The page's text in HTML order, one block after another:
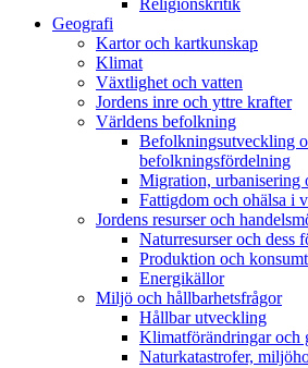
Religionskritik
Geografi
Kartor och kartkunskap
Klimat
Växtlighet och vatten
Jordens inre och yttre krafter
Världens befolkning
Befolkningsutveckling
befolkningsfördelning
Migration, urbanisering
Fattigdom och ohälsa i
Jordens resurser och
Naturresurser och dess
Produktion och
Energikällor
Miljö och hållbarhetsfrågor
Hållbar utveckling
Klimatförändringar och
Naturkatastrofer,